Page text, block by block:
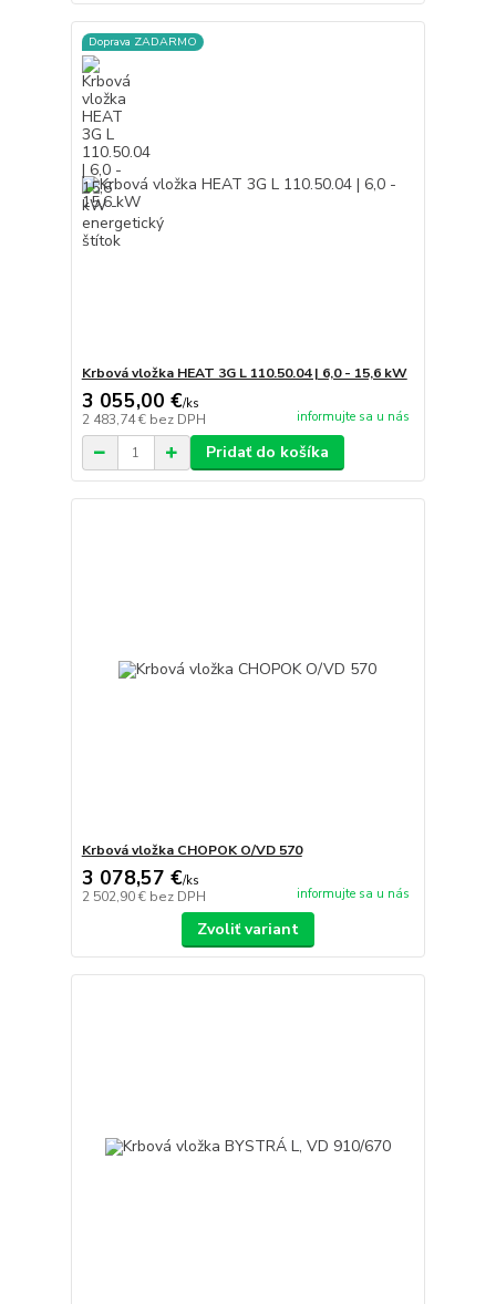
Doprava ZADARMO
Krbová vložka HEAT 3G L 110.50.04 | 6,0 - 15,6 kW
3 055,00 €/ks
2 483,74 € bez DPH informujte sa u nás
Pridať do košíka
Krbová vložka CHOPOK O/VD 570
3 078,57 €/ks
2 502,90 € bez DPH informujte sa u nás
Zvoliť variant